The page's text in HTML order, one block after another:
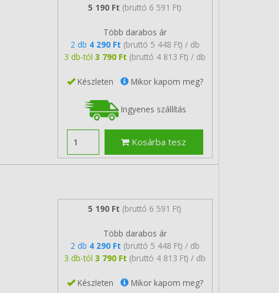
5 190 Ft (bruttó 6 591 Ft)
Több darabos ár
2 db 4 290 Ft (bruttó 5 448 Ft) / db
3 db-tól3 790 Ft (bruttó 4 813 Ft) / db
Készleten Mikor kapom meg?
Ingyenes szállítás
Kosárba tesz
5 190 Ft (bruttó 6 591 Ft)
Több darabos ár
2 db 4 290 Ft (bruttó 5 448 Ft) / db
3 db-tól3 790 Ft (bruttó 4 813 Ft) / db
Készleten Mikor kapom meg?